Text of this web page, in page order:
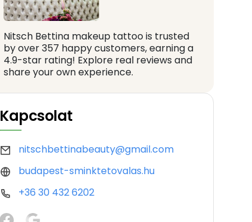
Nitsch Bettina makeup tattoo is trusted
by over 357 happy customers, earning a
4.9-star rating! Explore real reviews and
share your own experience.
Kapcsolat
nitschbettinabeauty@gmail.com
budapest-sminktetovalas.hu
+36 30 432 6202